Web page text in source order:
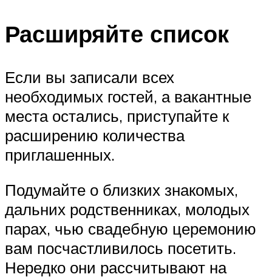
Расширяйте список
Если вы записали всех
необходимых гостей, а вакантные
места остались, приступайте к
расширению количества
приглашенных.
Подумайте о близких знакомых,
дальних родственниках, молодых
парах, чью свадебную церемонию
вам посчастливилось посетить.
Нередко они рассчитывают на